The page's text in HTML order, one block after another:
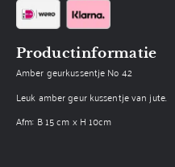
Productinformatie
Amber geurkussentje No 42
Leuk amber geur kussentje van jute.
Afm: B 15 cm x H 10cm